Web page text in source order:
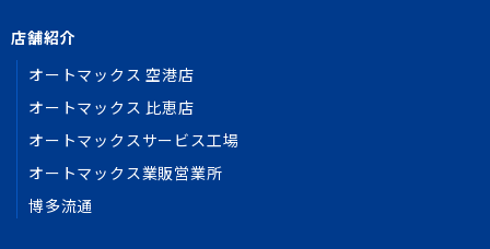
店舗紹介
オートマックス 空港店
オートマックス 比恵店
オートマックスサービス工場
オートマックス業販営業所
博多流通